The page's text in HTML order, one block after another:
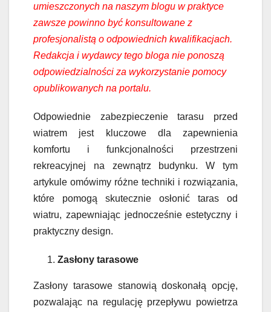
umieszczonych na naszym blogu w praktyce
zawsze powinno być konsultowane z
profesjonalistą o odpowiednich kwalifikacjach.
Redakcja i wydawcy tego bloga nie ponoszą
odpowiedzialności za wykorzystanie pomocy
opublikowanych na portalu.
Odpowiednie zabezpieczenie tarasu przed
wiatrem jest kluczowe dla zapewnienia
komfortu i funkcjonalności przestrzeni
rekreacyjnej na zewnątrz budynku. W tym
artykule omówimy różne techniki i rozwiązania,
które pomogą skutecznie osłonić taras od
wiatru, zapewniając jednocześnie estetyczny i
praktyczny design.
Zasłony tarasowe
Zasłony tarasowe stanowią doskonałą opcję,
pozwalając na regulację przepływu powietrza